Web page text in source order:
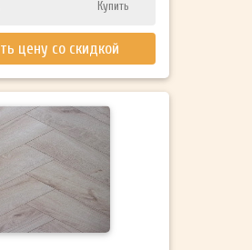
Купить
цену со скидкой